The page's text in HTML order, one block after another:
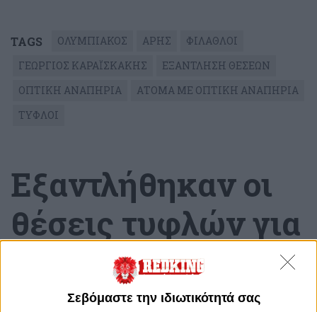
Σεβόμαστε την ιδιωτικότητά σας
TAGS ΟΛΥΜΠΙΑΚΟΣ ΑΡΗΣ
ΦΙΛΑΘΛΟΙ
ΓΕΩΡΓΙΟΣ ΚΑΡΑΪΣΚΑΚΗΣ
ΕΞΑΝΤΛΗΣΗ ΘΕΣΕΩΝ
ΟΠΤΙΚΗ ΑΝΑΠΗΡΙΑ
ΑΤΟΜΑ ΜΕ ΟΠΤΙΚΗ ΑΝΑΠΗΡΙΑ
ΤΥΦΛΟΙ
Εξαντλήθηκαν οι
θέσεις τυφλών για
το ματς με τον Άρη
Πέμπτη, 30 Μαρτίου 2023 - 12:54